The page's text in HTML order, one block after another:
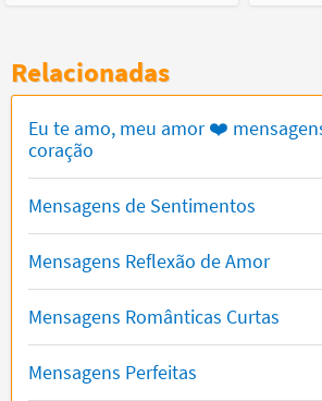
Relacionadas
Eu te amo, meu amor ❤️
coração
Mensagens de Sentimentos
Mensagens Reflexão de Amor
Mensagens Românticas Curtas
Mensagens Perfeitas